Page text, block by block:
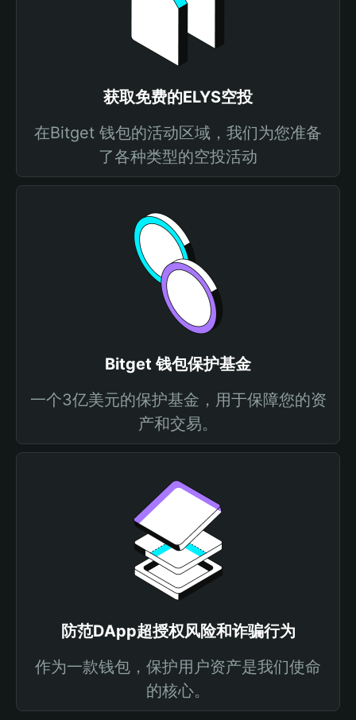
获取免费的ELYS空投
在Bitget 钱包的活动区域，我们为您准备
了各种类型的空投活动
Bitget 钱包保护基金
一个3亿美元的保护基金，用于保障您的资
产和交易。
防范DApp超授权风险和诈骗行为
作为一款钱包，保护用户资产是我们使命
的核心。